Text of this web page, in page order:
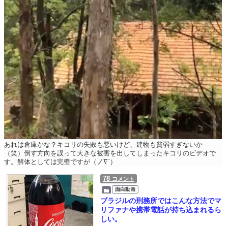
あれは倉庫かな？キコリの失敗も悪いけど、建物も貧弱すぎないか
（笑）倒す方向を誤って大きな被害を出してしまったキコリのビデオで
す。解体としては完璧ですが（ノ∇`）
78 コメント
面白動画
ブラジルの刑務所ではこんな方法でマ
リファナや携帯電話が持ち込まれるら
しい。